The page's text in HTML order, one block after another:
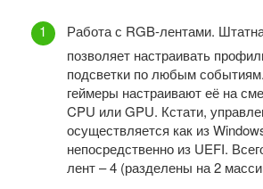
Работа с RGB-лентами.
позволяет настраивать
подсветки по любым
геймеры настраивают её на
CPU или GPU. Кстати,
осуществляется как из
непосредственно из UEFI.
лент – 4 (разделены на 2